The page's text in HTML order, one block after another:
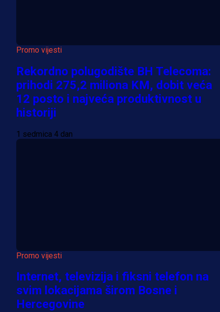
Promo vijesti
Rekordno polugodište BH Telecoma:
prihodi 275,2 miliona KM, dobit veća
12 posto i najveća produktivnost u
historiji
1 sedmica 4 dan
Promo vijesti
Internet, televizija i fiksni telefon na
svim lokacijama širom Bosne i
Hercegovine